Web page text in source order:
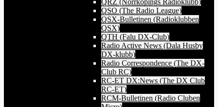
QSO (The Radio League)
QSX-Bulletinen (Radioklubben
QSX)
QTH (Falu DX-Club)
Radio Active News (Dala Husby
DX-klubb)
Radio Correspondence (The DX-
Club RC)
RC-ET DX:News (The DX Club
RC-ET)
RCM-Bulletinen (Radio Cluben